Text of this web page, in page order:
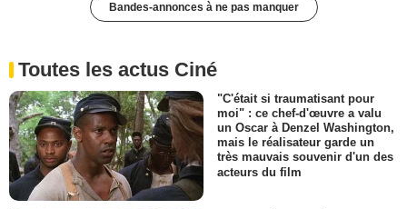
Bandes-annonces à ne pas manquer
Toutes les actus Ciné
"C'était si traumatisant pour
moi" : ce chef-d'œuvre a valu
un Oscar à Denzel Washington,
mais le réalisateur garde un
très mauvais souvenir d'un des
acteurs du film